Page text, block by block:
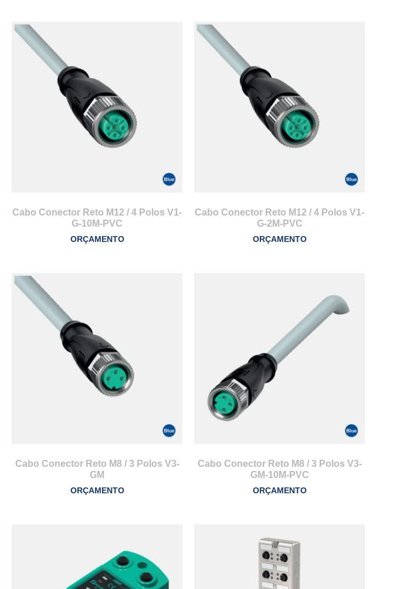
Cabo Conector Reto M12 / 4 Polos V1-
G-10M-PVC
ORÇAMENTO
Cabo Conector Reto M12 / 4 Polos V1-
G-2M-PVC
ORÇAMENTO
Cabo Conector Reto M8 / 3 Polos V3-
GM
ORÇAMENTO
Cabo Conector Reto M8 / 3 Polos V3-
GM-10M-PVC
ORÇAMENTO